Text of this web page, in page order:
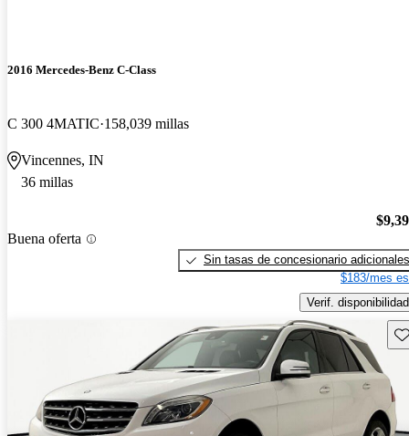
2016 Mercedes-Benz C-Class
C 300 4MATIC 158,039 millas
Vincennes, IN
36 millas
Buena oferta
Sin tasas de concesionario adicionales
$183/mes
Verif. disponibilidad